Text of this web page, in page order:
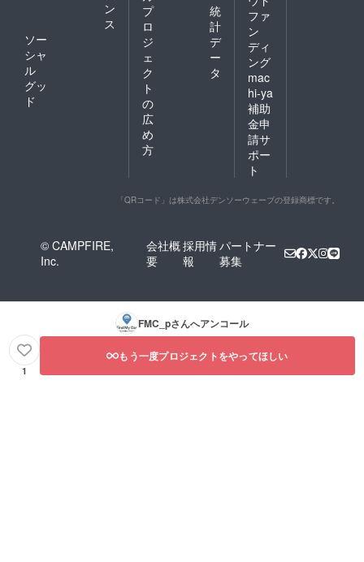
ン
ス
ソー
シャ
ル
グッ
ド
プ
ロ
ジ
ェ
ク
ト
の
広
め
方
統
計
デ
ー
タ
ファ
ン
ディ
ング
mac
hi-ya
補助
金申
請サ
ポー
ト
「QRコード」は株式会社デンソーウェーブの登録商標です。
© CAMPFIRE,
Inc.
会社概
要
採用情
報
パートナー
募集
FMC_pさんへアンコール
1
もう一度プロジェクトをやってほしい